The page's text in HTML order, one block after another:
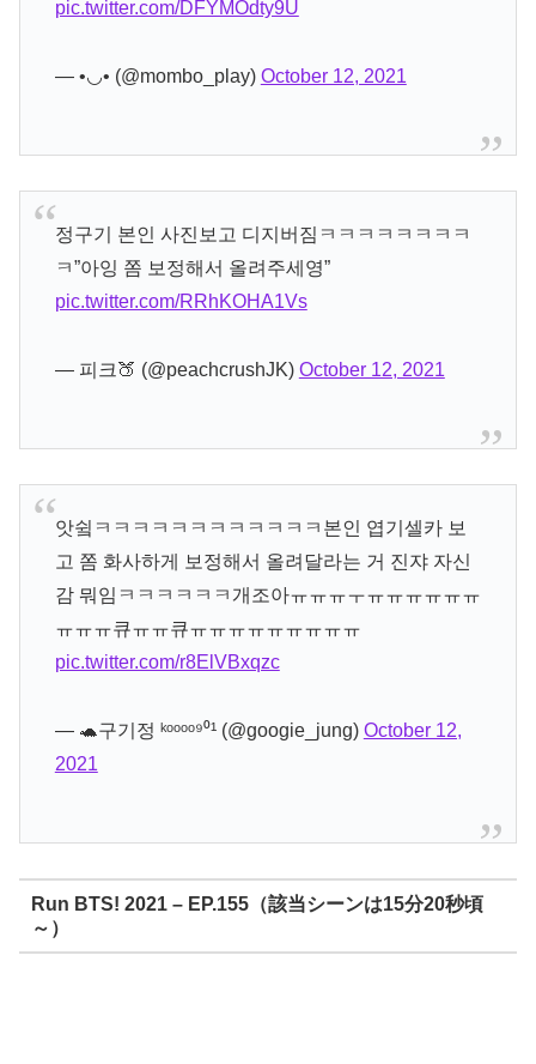
pic.twitter.com/DFYMOdty9U
— •◡• (@mombo_play) October 12, 2021
정구기 본인 사진보고 디지버짐ㅋㅋㅋㅋㅋㅋㅋㅋ
ㅋ”아잉 쫌 보정해서 올려주세영”
pic.twitter.com/RRhKOHA1Vs
— 피크🍑 (@peachcrushJK) October 12, 2021
앗슄ㅋㅋㅋㅋㅋㅋㅋㅋㅋㅋㅋㅋ본인 엽기셀카 보
고 쫌 화사하게 보정해서 올려달라는 거 진쟈 자신
감 뭐임ㅋㅋㅋㅋㅋㅋ개조아ㅠㅠㅠㅜㅠㅠㅠㅠㅠㅠ
ㅠㅠㅠ큐ㅠㅠ큐ㅠㅠㅠㅠㅠㅠㅠㅠㅠ
pic.twitter.com/r8ElVBxqzc
— 🐢구기정 ᵏᵒᵒᵒᵒ⁹⁰¹ (@googie_jung) October 12,
2021
Run BTS! 2021 – EP.155（該当シーンは15分20秒頃
～）